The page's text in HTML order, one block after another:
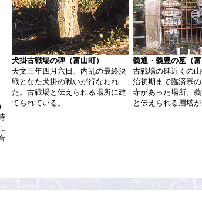
犬掛古戦場の碑（富山町）
天文三年四月六日、内乱の最終決
戦となた犬掛の戦いが行なわれ
た。古戦場と伝えられる場所に建
てられている。
義通・義豊の墓（
古戦場の碑近くの
治初期まで臨済宗
寺があった場所。
と伝えられる層塔